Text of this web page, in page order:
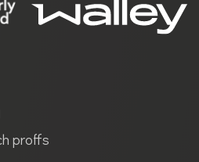
proffs